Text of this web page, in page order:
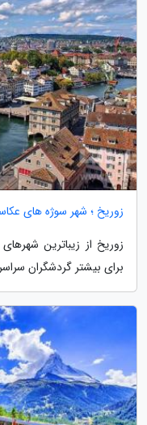
زوریخ ؛ شهر سوژه های
زوریخ از زیباترین
برای بیشتر گردشگران